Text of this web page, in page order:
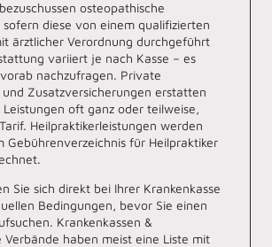
osteopathische
sofern diese von einem qualifizierten
ärztlicher Verordnung durchgeführt
variiert je nach Kasse – es
nachzufragen. Private
und Zusatzversicherungen erstatten
oft ganz oder teilweise,
Heilpraktikerleistungen werden
Gebührenverzeichnis für Heilpraktiker
Sie sich direkt bei Ihrer Krankenkasse
Bedingungen, bevor Sie einen
Krankenkassen &
Verbände haben meist eine Liste mit